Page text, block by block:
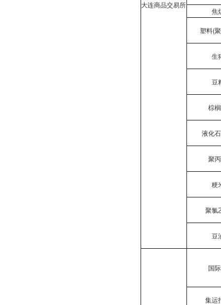
大连商品交易所
焦
塑料(
生
豆
棕
液化
聚
粳
聚氯
豆
国
集运